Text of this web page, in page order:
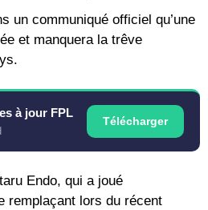
un communiqué officiel qu’une
et manquera la trêve
à jour FPL
Télécharger
Endo, qui a joué
remplaçant lors du récent